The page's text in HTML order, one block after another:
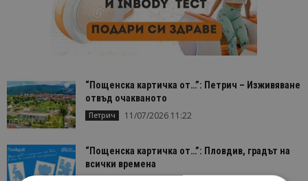
“Пощенска картичка от…”: Петрич – Изживяване
отвъд очакваното
Петрич 11/07/2026 11:22
“Пощенска картичка от…”: Пловдив, градът на
всички времена